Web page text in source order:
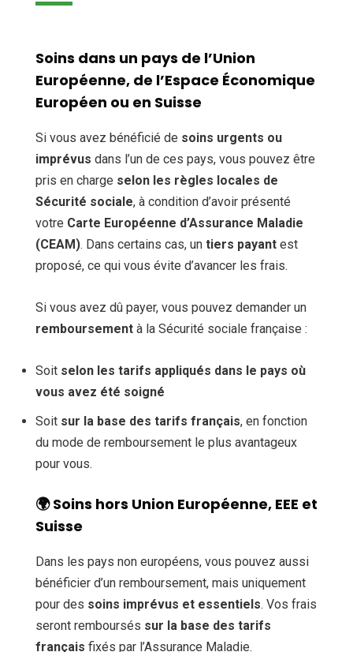
Soins dans un pays de l’Union
Européenne, de l’Espace Économique
Européen ou en Suisse
Si vous avez bénéficié de soins urgents ou
imprévus dans l’un de ces pays, vous pouvez être
pris en charge selon les règles locales de
Sécurité sociale, à condition d’avoir présenté
votre Carte Européenne d’Assurance Maladie
(CEAM). Dans certains cas, un tiers payant est
proposé, ce qui vous évite d’avancer les frais.
Si vous avez dû payer, vous pouvez demander un
remboursement à la Sécurité sociale française :
Soit selon les tarifs appliqués dans le pays où
vous avez été soigné
Soit sur la base des tarifs français, en fonction
du mode de remboursement le plus avantageux
pour vous.
🌍Soins hors Union Européenne, EEE et
Suisse
Dans les pays non européens, vous pouvez aussi
bénéficier d’un remboursement, mais uniquement
pour des soins imprévus et essentiels. Vos frais
seront remboursés sur la base des tarifs
français fixés par l’Assurance Maladie.